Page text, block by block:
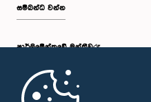
සම්බන්ධ වන්න
පාර්ලි‌මේන්තුවේ මන්ත්‍රීවරු
මුල් පිටුව